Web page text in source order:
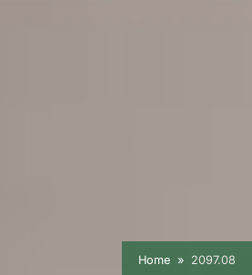
Home 2097.08